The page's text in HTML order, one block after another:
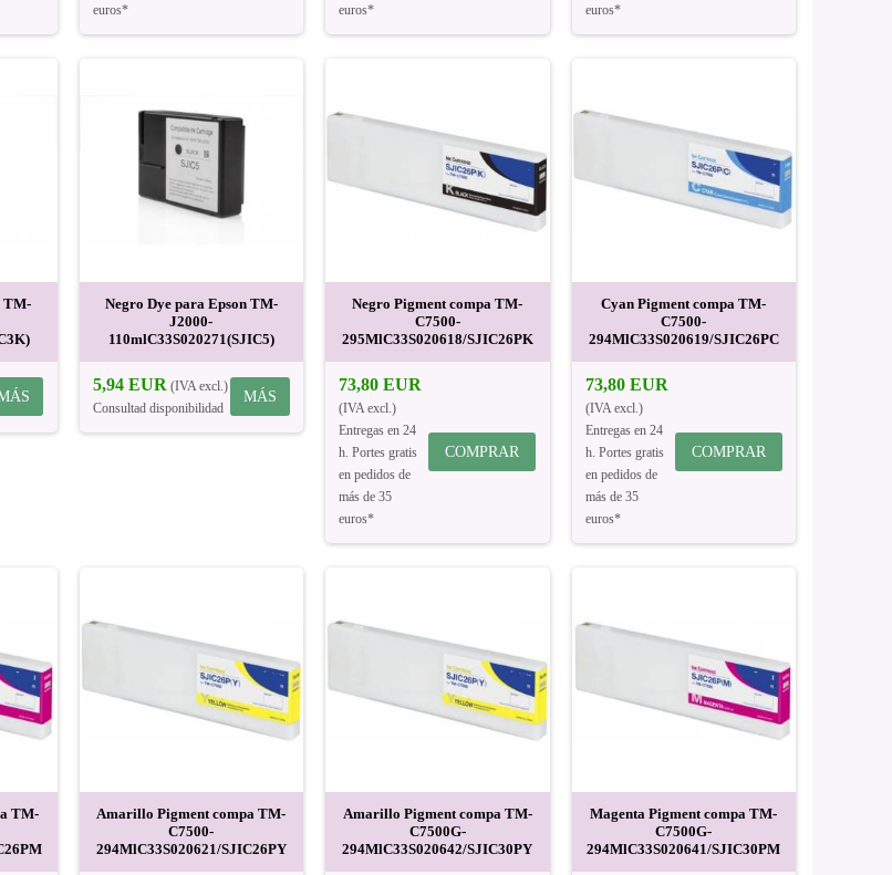
euros*
euros*
euros*
TM-
Negro Dye para Epson TM-
J2000-
110mlC33S020271(SJIC5)
5,94 EUR (IVA excl.)
Consultad disponibilidad
MÁS
Negro Pigment compa TM-
C7500-
295MlC33S020618/SJIC26PK
73,80 EUR
(IVA excl.)
Entregas en 24
h. Portes gratis
en pedidos de
más de 35
euros*
COMPRAR
Cyan Pigment compa TM-
C7500-
294MlC33S020619/SJIC26PC
73,80 EUR
(IVA excl.)
Entregas en 24
h. Portes gratis
en pedidos de
más de 35
euros*
COMPRAR
TM-
Amarillo Pigment compa TM-
C7500-
294MlC33S020621/SJIC26PY
Amarillo Pigment compa TM-
C7500G-
294MlC33S020642/SJIC30PY
Magenta Pigment compa TM-
C7500G-
294MlC33S020641/SJIC30PM